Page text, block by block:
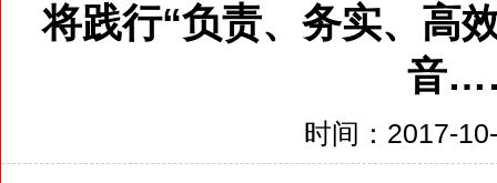
将践行“负责、务实、高
音
时间：2017-